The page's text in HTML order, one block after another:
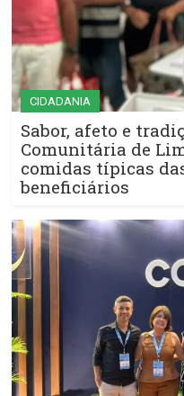
CIDADANIA
Sabor, afeto e
Comunitária de
comidas típicas
beneficiários